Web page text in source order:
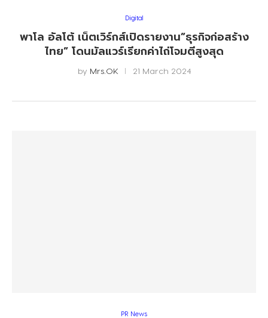
Digital
พาโล อัลโต้ เน็ตเวิร์กส์เปิดรายงาน”ธุรกิจก่อสร้าง
ไทย” โดนมัลแวร์เรียกค่าไถ่โจมตีสูงสุด
by Mrs.OK 21 March 2024
PR News